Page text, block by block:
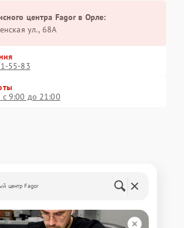
центра Fagor в Орле:
ул., 68А
55-83
9:00 до 21:00
центр Fagor